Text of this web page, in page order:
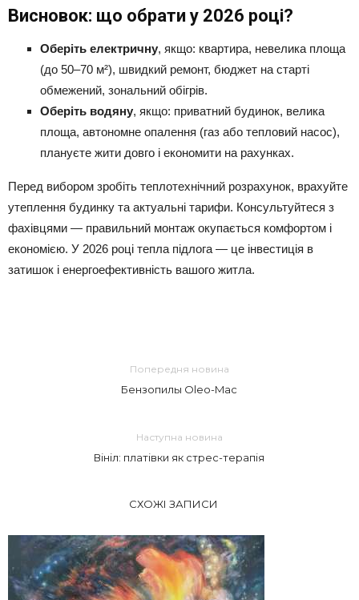
Висновок: що обрати у 2026 році?
Оберіть електричну, якщо: квартира, невелика площа
(до 50–70 м²), швидкий ремонт, бюджет на старті
обмежений, зональний обігрів.
Оберіть водяну, якщо: приватний будинок, велика
площа, автономне опалення (газ або тепловий насос),
плануєте жити довго і економити на рахунках.
Перед вибором зробіть теплотехнічний розрахунок, врахуйте
утеплення будинку та актуальні тарифи. Консультуйтеся з
фахівцями — правильний монтаж окупається комфортом і
економією. У 2026 році тепла підлога — це інвестиція в
затишок і енергоефективність вашого житла.
Попередня новина
Бензопилы Oleo-Mac
Наступна новина
Вініл: платівки як стрес-терапія
СХОЖІ ЗАПИСИ